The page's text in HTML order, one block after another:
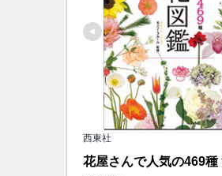
西東社
花屋さんで人気の469種